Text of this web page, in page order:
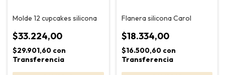
Molde 12 cupcakes silicona
$33.224,00
$29.901,60 con
Transferencia
Flanera silicona Carol
$18.334,00
$16.500,60 con
Transferencia